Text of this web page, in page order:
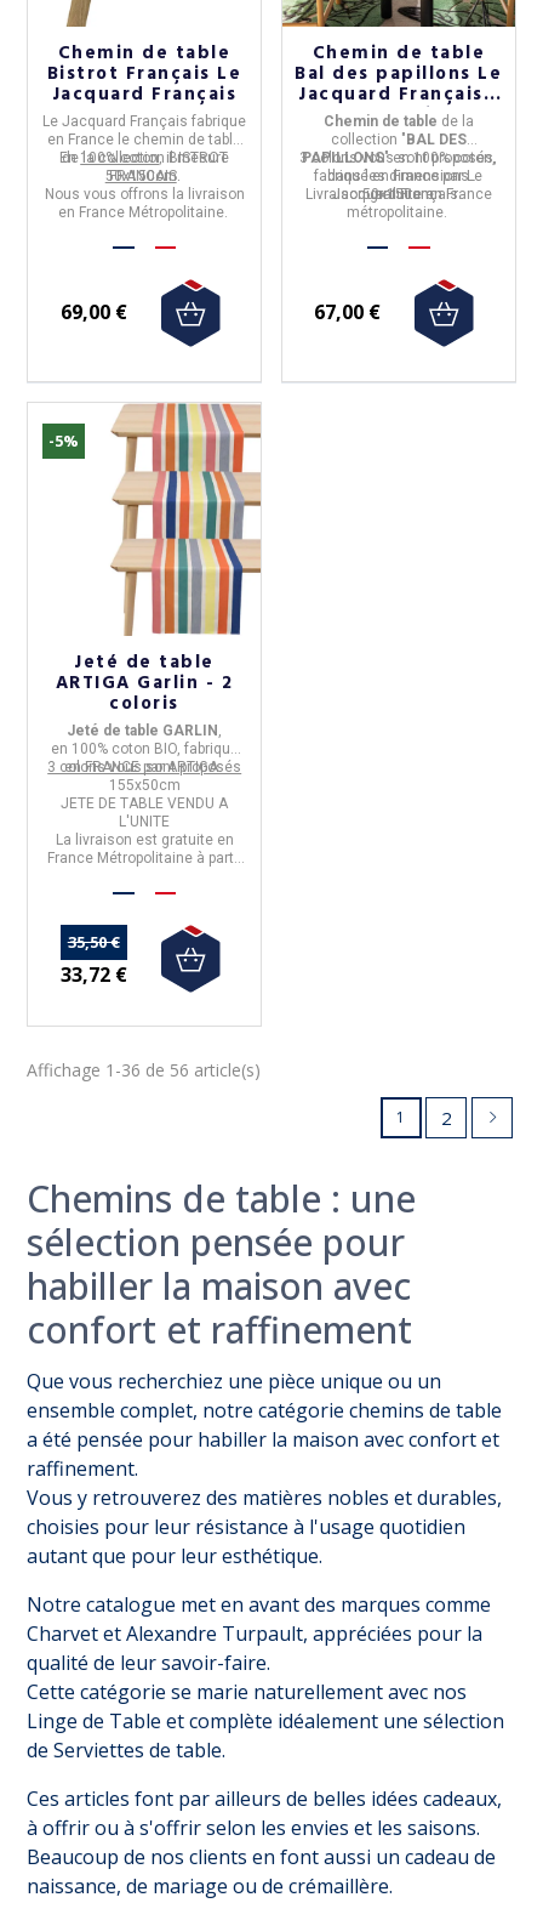
Chemin de table
Bistrot Français Le
Jacquard Français
Le Jacquard Françaisfabrique
en France le chemin de table
de la collectionBISTROT
FRANCAIS.
En100% coton, il mesure
50x150cm.
Nous vous offrons la livraison
en France Métropolitaine.
69,00 €
Chemin de table
Bal des papillons Le
Jacquard Français -
3 coloris
Chemin de table de la
collection " BAL DES
PAPILLONS" en100% coton,
fabriqué enFranceparLe
Jacquard Français.
3 coloris vous sont proposés,
dans les dimensions
50x150cm
Livraison gratuite en France
métropolitaine.
67,00 €
-5%
Jeté de table
ARTIGA Garlin - 2
coloris
Jeté de table GARLIN
en 100% coton BIO, fabriqué
en FRANCEparARTIGA.
3 coloris vous sont proposés
155x50cm
JETE DE TABLE VENDU A
L'UNITE
La livraison est gratuite en
France Métropolitaine à partir
35,50 €
33,72 €
Affichage 1-36 de 56 article(s)
1 2
Chemins de table : une
sélection pensée pour
habiller la maison avec
confort et raffinement
Que vous recherchiez une pièce unique ou un
ensemble complet, notre catégorie chemins de table
a été pensée pour habiller la maison avec confort et
raffinement.
Vous y retrouverez des matières nobles et durables,
choisies pour leur résistance à l'usage quotidien
autant que pour leur esthétique.
Notre catalogue met en avant des marques comme
Charvet et Alexandre Turpault, appréciées pour la
qualité de leur savoir-faire.
Cette catégorie se marie naturellement avec nos
Linge de Table et complète idéalement une sélection
deServiettes de table.
Ces articles font par ailleurs de belles idées cadeaux,
à offrir ou à s'offrir selon les envies et les saisons.
Beaucoup de nos clients en font aussi un cadeau de
naissance, de mariage ou de crémaillère.